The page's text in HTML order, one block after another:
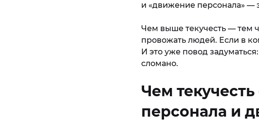
и «движение персонала» —
Чем выше текучесть — тем
провожать людей. Если в
И это уже повод
сломано.
Чем
персонала и